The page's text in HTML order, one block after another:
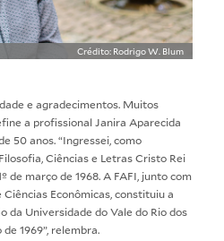
Crédito: Rodrigo W. Blum
e agradecimentos. Muitos
a profissional Janira Aparecida
50 anos. “Ingressei, como
Ciências e Letras Cristo Rei
de março de 1968. A FAFI, junto com
Econômicas, constituiu a
da Universidade do Vale do Rio dos
1969”, relembra.